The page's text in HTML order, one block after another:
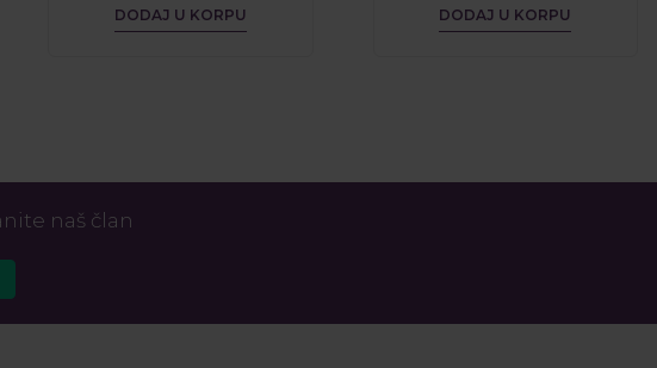
DODAJ U KORPU DODAJ U KORPU
naš član